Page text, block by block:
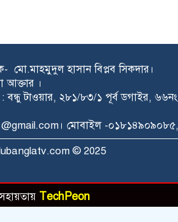
মো.মাহমুদুল হাসান বিপ্লব সিকদার।
আক্তার ।
: বন্ধু টাওয়ার, ২৮১/৮৩/১ পূর্ব ডগাইর,
মোবাইল -
© 2025
TechPeon